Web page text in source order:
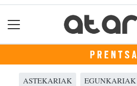
PRENTSA
ASTEKARIAK EGUNKARIAK